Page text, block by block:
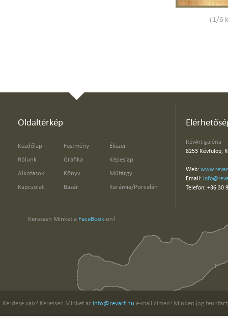
(1/6
Oldaltérkép
Kezdőlap Festmény Ékszer
Rólunk Grafika Képeslap
Alkotások Könyv Műtárgy
Kapcsolat Bazár Kerámia/Porcelán
Keressen Minket a FaceBook-on!
RévArt galéria
8253 Révfülöp,
Web:
Email:
Telefon: +36 30
Kérdése van? Keressen Minket az info@revart.hu e-mail címen! Minden jog